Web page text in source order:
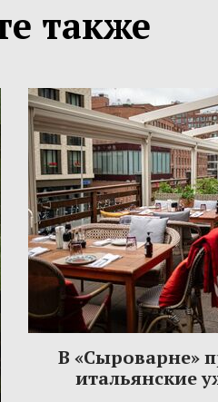
также
В «Сыроварне»
итальянские